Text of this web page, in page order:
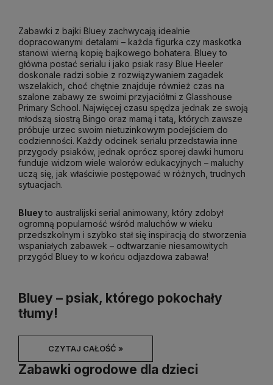
Bluey – psiak, którego pokochały
tłumy!
Blueyto australijski serial animowany, który zdobył
ogromną popularność wśród maluchów w wieku
przedszkolnym i szybko stał się inspiracją do stworzenia
wspaniałych zabawek – odtwarzanie niesamowitych
przygód Bluey to w końcu odjazdowa zabawa!
Zabawki z bajki Bluey zachwycają idealnie
dopracowanymi detalami – każda figurka czy maskotka
stanowi wierną kopię bajkowego bohatera. Bluey to
główna postać serialu i jako psiak rasy Blue Heeler
doskonale radzi sobie z rozwiązywaniem zagadek
wszelakich, choć chętnie znajduje również czas na
szalone zabawy ze swoimi przyjaciółmi z Glasshouse
Primary School. Najwięcej czasu spędza jednak ze swoją
młodszą siostrą Bingo oraz mamą i tatą, których zawsze
próbuje urzec swoim nietuzinkowym podejściem do
codzienności. Każdy odcinek serialu przedstawia inne
przygody psiaków, jednak oprócz sporej dawki humoru
funduje widzom wiele walorów edukacyjnych – maluchy
uczą się, jak właściwie postępować w różnych, trudnych
sytuacjach.
CZYTAJ CAŁOŚĆ »
Zabawki ogrodowe dla dzieci